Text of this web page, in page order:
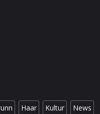
Haar Kultur News